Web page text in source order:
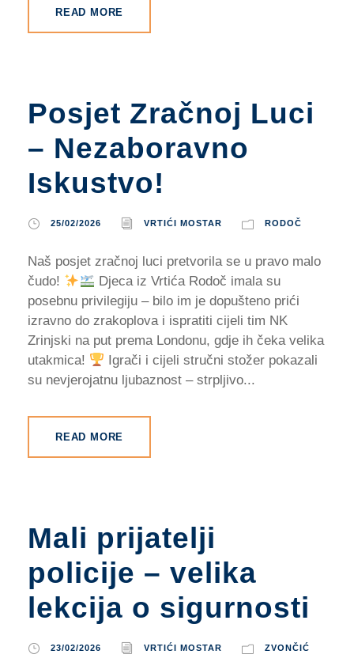
READ MORE
Posjet Zračnoj Luci
– Nezaboravno
Iskustvo!
25/02/2026 VRTIĆI MOSTAR RODOČ
Naš posjet zračnoj luci pretvorila se u pravo malo
čudo!
Djeca iz Vrtića Rodoč imala su
posebnu privilegiju – bilo im je dopušteno prići
izravno do zrakoplova i ispratiti cijeli tim NK
Zrinjski na put prema Londonu, gdje ih čeka velika
utakmica!
Igrači i cijeli stručni stožer pokazali
su nevjerojatnu ljubaznost – strpljivo...
READ MORE
Mali prijatelji
policije – velika
lekcija o sigurnosti
23/02/2026 VRTIĆI MOSTAR ZVONČIĆ